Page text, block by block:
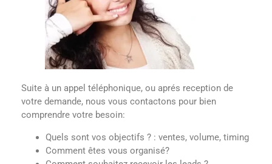
Suite à un appel téléphonique, ou aprés reception de
votre demande, nous vous contactons pour bien
comprendre votre besoin:
Quels sont vos objectifs ? : ventes, volume, timing
Comment êtes vous organisé?